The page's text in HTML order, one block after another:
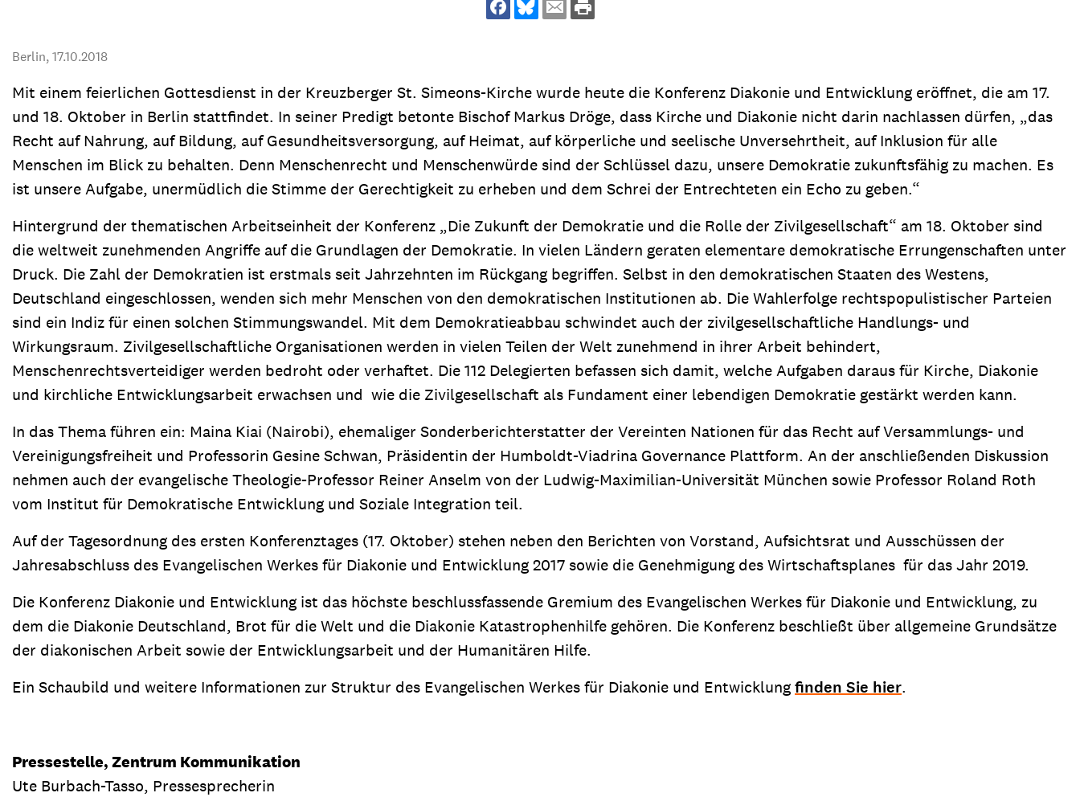
Frieden
Entwicklungszusammenarbeit
Zivilgesellschaft
Alle Themen
Sie brauchen Materialien?
Entdecken Sie unsere zahlreichen Publikationen & Materialien:
Gemeindematerial Fachpublikationen
Projektmaterial
Geschenke
Jugend & Konfirmation
Sie brauchen Materialien?
Entdecken Sie unsere zahlreichen Publikationen & Materialien:
Gemeindematerial Fachpublikationen
Berlin,17.10.2018
Mit einem feierlichen Gottesdienst in der Kreuzberger St. Simeons-Kirche wurde heute die Konferenz Diakonie und Entwicklung eröffnet, die am 17.
und 18. Oktober in Berlin stattfindet. In seiner Predigt betonte Bischof Markus Dröge, dass Kirche und Diakonie nicht darin nachlassen dürfen, „das
Recht auf Nahrung, auf Bildung, auf Gesundheitsversorgung, auf Heimat, auf körperliche und seelische Unversehrtheit, auf Inklusion für alle
Menschen im Blick zu behalten. Denn Menschenrecht und Menschenwürde sind der Schlüssel dazu, unsere Demokratie zukunftsfähig zu machen. Es
ist unsere Aufgabe, unermüdlich die Stimme der Gerechtigkeit zu erheben und dem Schrei der Entrechteten ein Echo zu geben.“
Hintergrund der thematischen Arbeitseinheit der Konferenz „Die Zukunft der Demokratie und die Rolle der Zivilgesellschaft“ am 18. Oktober sind
die weltweit zunehmenden Angriffe auf die Grundlagen der Demokratie. In vielen Ländern geraten elementare demokratische Errungenschaften unter
Druck. Die Zahl der Demokratien ist erstmals seit Jahrzehnten im Rückgang begriffen. Selbst in den demokratischen Staaten des Westens,
Deutschland eingeschlossen, wenden sich mehr Menschen von den demokratischen Institutionen ab. Die Wahlerfolge rechtspopulistischer Parteien
sind ein Indiz für einen solchen Stimmungswandel. Mit dem Demokratieabbau schwindet auch der zivilgesellschaftliche Handlungs- und
Wirkungsraum. Zivilgesellschaftliche Organisationen werden in vielen Teilen der Welt zunehmend in ihrer Arbeit behindert,
Menschenrechtsverteidiger werden bedroht oder verhaftet. Die 112 Delegierten befassen sich damit, welche Aufgaben daraus für Kirche, Diakonie
und kirchliche Entwicklungsarbeit erwachsen und wie die Zivilgesellschaft als Fundament einer lebendigen Demokratie gestärkt werden kann.
In das Thema führen ein: Maina Kiai (Nairobi), ehemaliger Sonderberichterstatter der Vereinten Nationen für das Recht auf Versammlungs- und
Vereinigungsfreiheit und Professorin Gesine Schwan, Präsidentin der Humboldt-Viadrina Governance Plattform. An der anschließenden Diskussion
nehmen auch der evangelische Theologie-Professor Reiner Anselm von der Ludwig-Maximilian-Universität München sowie Professor Roland Roth
vom Institut für Demokratische Entwicklung und Soziale Integration teil.
Auf der Tagesordnung des ersten Konferenztages (17. Oktober) stehen neben den Berichten von Vorstand, Aufsichtsrat und Ausschüssen der
Jahresabschluss des Evangelischen Werkes für Diakonie und Entwicklung 2017 sowie die Genehmigung des Wirtschaftsplanes für das Jahr 2019.
Die Konferenz Diakonie und Entwicklung ist das höchste beschlussfassende Gremium des Evangelischen Werkes für Diakonie und Entwicklung, zu
dem die Diakonie Deutschland, Brot für die Welt und die Diakonie Katastrophenhilfe gehören. Die Konferenz beschließt über allgemeine Grundsätze
der diakonischen Arbeit sowie der Entwicklungsarbeit und der Humanitären Hilfe.
Ein Schaubild und weitere Informationen zur Struktur des Evangelischen Werkes für Diakonie und Entwicklungfinden Sie hier.
Pressestelle, Zentrum Kommunikation
Ute Burbach-Tasso, Pressesprecherin